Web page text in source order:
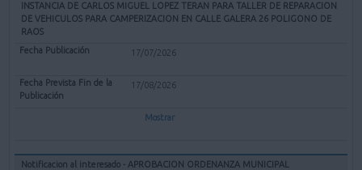
INSTANCIA DE CARLOS MIGUEL LOPEZ TERAN PARA TALLER DE REPARACION
DE VEHICULOS PARA CAMPERIZACION EN CALLE GALERA 26 POLIGONO DE
RAOS
17/07/2026
17/08/2026
Mostrar
Notificacion al interesado - APROBACION ORDENANZA MUNICIPAL